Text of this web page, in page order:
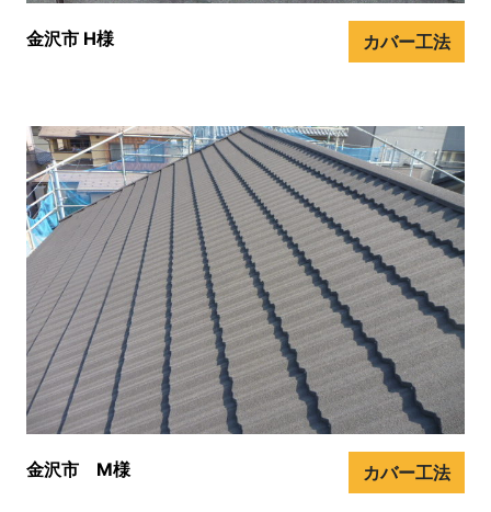
金沢市 H様 カバー工法
金沢市 M様 カバー工法